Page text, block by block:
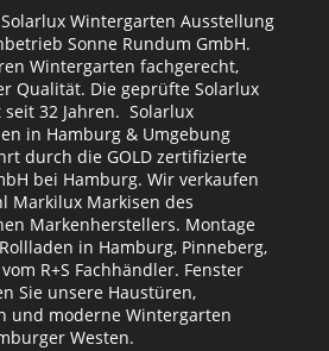
Wintergarten Ausstellung
Sonne Rundum GmbH.
Wintergarten fachgerecht,
Qualität. Die geprüfte Solarlux
32 Jahren. Solarlux
in Hamburg & Umgebung
durch die GOLD zertifizierte
bei Hamburg. Wir verkaufen
Markilux Markisen des
Markenherstellers. Montage
in Hamburg, Pinneberg,
R+S Fachhändler. Fenster
Sie unsere Haustüren,
und moderne Wintergarten
Westen.